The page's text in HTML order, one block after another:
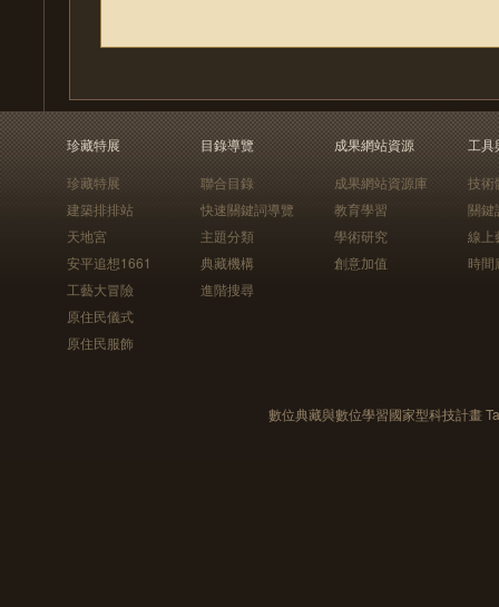
珍藏特展
珍藏特展
建築排排站
天地宮
安平追想1661
工藝大冒險
原住民儀式
原住民服飾
目錄導覽
聯合目錄
快速關鍵詞導覽
主題分類
典藏機構
進階搜尋
成果網站資源
成果網站資源庫
教育學習
學術研究
創意加值
工具
技術
關鍵
線上
時間
數位典藏與數位學習國家型科技計畫